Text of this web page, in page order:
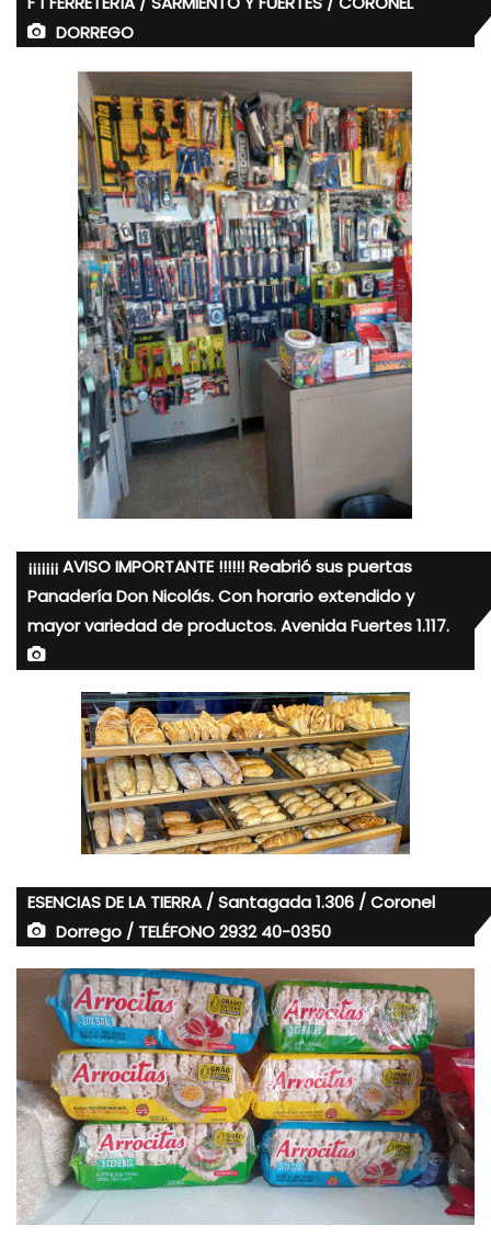
DORREGO
¡¡¡¡¡¡¡ AVISO IMPORTANTE !!!!!! Reabrió sus puertas
Panadería Don Nicolás. Con horario extendido y
mayor variedad de productos. Avenida Fuertes 1.117.
ESENCIAS DE LA TIERRA / Santagada 1.306 / Coronel
Dorrego / TELÉFONO 2932 40-0350